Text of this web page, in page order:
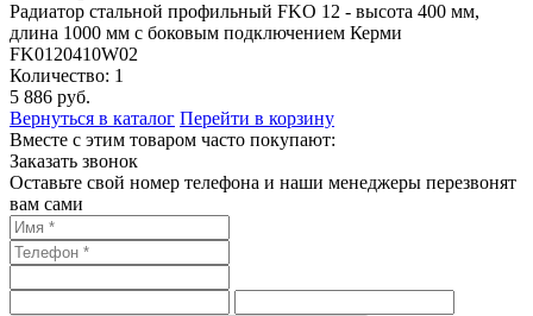
Радиатор стальной профильный FKO 12 - высота 400 мм,
длина 1000 мм с боковым подключением Керми
FK0120410W02
Количество: 1
5 886 руб.
Вернуться в каталог Перейти в корзину
Вместе с этим товаром часто покупают:
Заказать звонок
Оставьте свой номер телефона и наши менеджеры перезвонят
вам сами